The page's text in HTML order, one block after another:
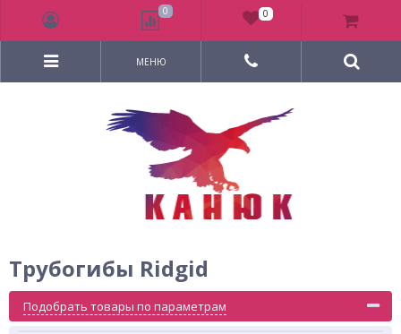
МЕНЮ
Трубогибы Ridgid
Подобрать товары по параметрам
0 0